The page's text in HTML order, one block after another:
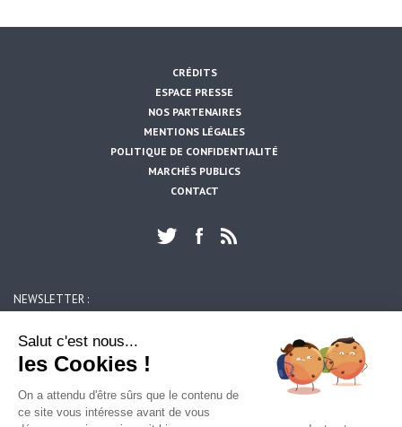
CRÉDITS
ESPACE PRESSE
NOS PARTENAIRES
MENTIONS LÉGALES
POLITIQUE DE CONFIDENTIALITÉ
MARCHÉS PUBLICS
CONTACT
NEWSLETTER :
ARTOIS MOBILITES
39, rue du 14 juillet
62300 LENS
Salut c'est nous...
les Cookies !
On a attendu d'être sûrs que le contenu de
ce site vous intéresse avant de vous